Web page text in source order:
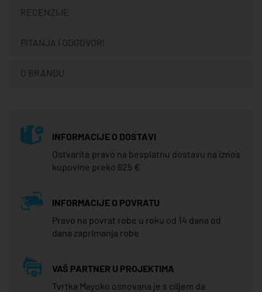
RECENZIJE
PITANJA I ODGOVORI
O BRANDU
INFORMACIJE O DOSTAVI
Ostvarite pravo na besplatnu dostavu na iznos
kupovine preko 625 €
INFORMACIJE O POVRATU
Pravo na povrat robe u roku od 14 dana od
dana zaprimanja robe
VAŠ PARTNER U PROJEKTIMA
Tvrtka Mayoko osnovana je s ciljem da